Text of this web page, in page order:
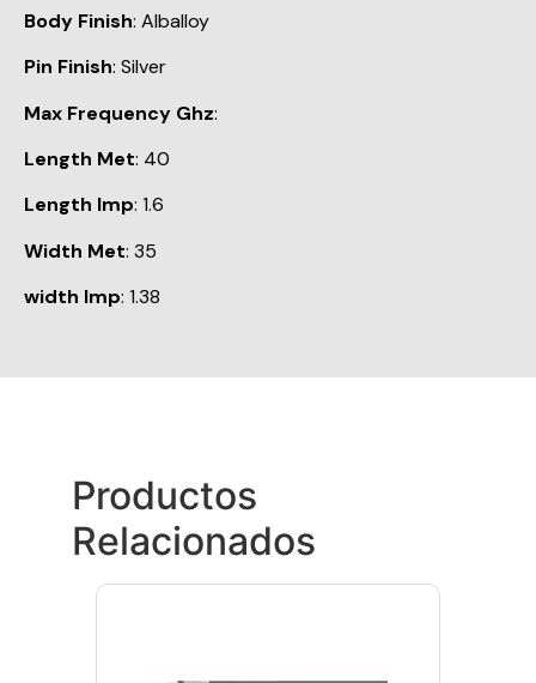
Body Finish: Alballoy
Pin Finish: Silver
Max Frequency Ghz:
Length Met: 40
Length Imp: 1.6
Width Met: 35
width Imp: 1.38
Productos
Relacionados